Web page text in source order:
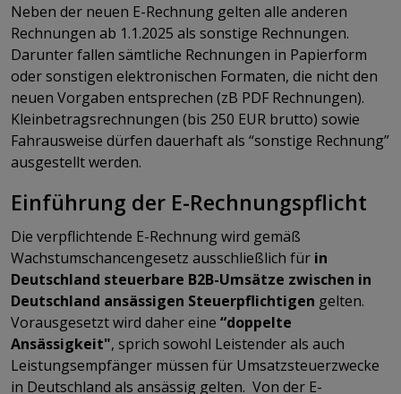
Neben der neuen E-Rechnung gelten alle anderen
Rechnungen ab 1.1.2025 als sonstige Rechnungen.
Darunter fallen sämtliche Rechnungen in Papierform
oder sonstigen elektronischen Formaten, die nicht den
neuen Vorgaben entsprechen (zB PDF Rechnungen).
Kleinbetragsrechnungen (bis 250 EUR brutto) sowie
Fahrausweise dürfen dauerhaft als “sonstige Rechnung”
ausgestellt werden.
Einführung der E-Rechnungspflicht
Die verpflichtende E-Rechnung wird gemäß
Wachstumschancengesetz ausschließlich für in
Deutschland steuerbare B2B-Umsätze zwischen in
Deutschland ansässigen Steuerpflichtigen gelten.
Vorausgesetzt wird daher eine “doppelte
Ansässigkeit", sprich sowohl Leistender als auch
Leistungsempfänger müssen für Umsatzsteuerzwecke
in Deutschland als ansässig gelten. Von der E-